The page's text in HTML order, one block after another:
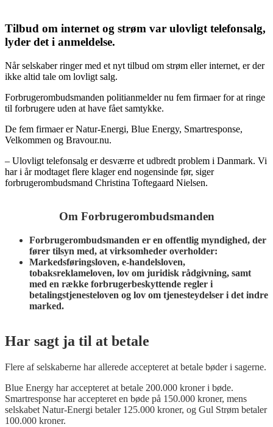
Tilbud om internet og strøm var ulovligt telefonsalg,
lyder det i anmeldelse.
Når selskaber ringer med et nyt tilbud om strøm eller internet, er der
ikke altid tale om lovligt salg.
Forbrugerombudsmanden politianmelder nu fem firmaer for at ringe
til forbrugere uden at have fået samtykke.
De fem firmaer er Natur-Energi, Blue Energy, Smartresponse,
Velkommen og Bravour.nu.
– Ulovligt telefonsalg er desværre et udbredt problem i Danmark. Vi
har i år modtaget flere klager end nogensinde før, siger
forbrugerombudsmand Christina Toftegaard Nielsen.
Om Forbrugerombudsmanden
Forbrugerombudsmanden er en offentlig myndighed, der
fører tilsyn med, at virksomheder overholder:
Markedsføringsloven, e-handelsloven,
tobaksreklameloven, lov om juridisk rådgivning, samt
med en række forbrugerbeskyttende regler i
betalingstjenesteloven og lov om tjenesteydelser i det indre
marked.
Har sagt ja til at betale
Flere af selskaberne har allerede accepteret at betale bøder i sagerne.
Blue Energy har accepteret at betale 200.000 kroner i bøde.
Smartresponse har accepteret en bøde på 150.000 kroner, mens
selskabet Natur-Energi betaler 125.000 kroner, og Gul Strøm betaler
100.000 kroner.